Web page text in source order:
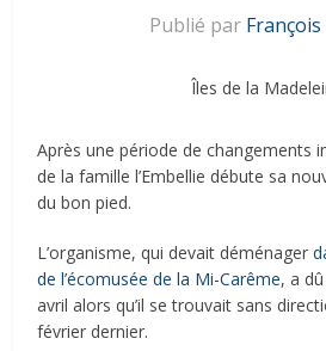
Publié par
Îles de la
Après une période de changements
de la famille l’Embellie débute sa
du bon pied.
L’organisme, qui devait déménager
de l’écomusée de la Mi-Carême, a
avril alors qu’il se trouvait sans
février dernier.